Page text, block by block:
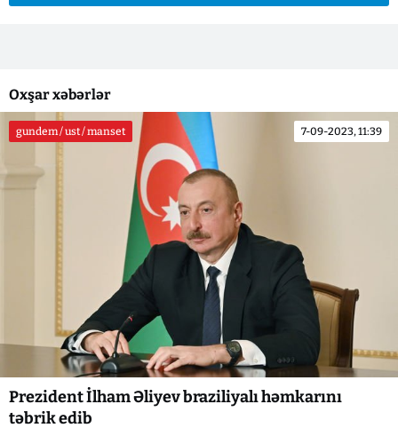
Oxşar xəbərlər
gundem / ust / manset 7-09-2023, 11:39
Prezident İlham Əliyev braziliyalı həmkarını
təbrik edib